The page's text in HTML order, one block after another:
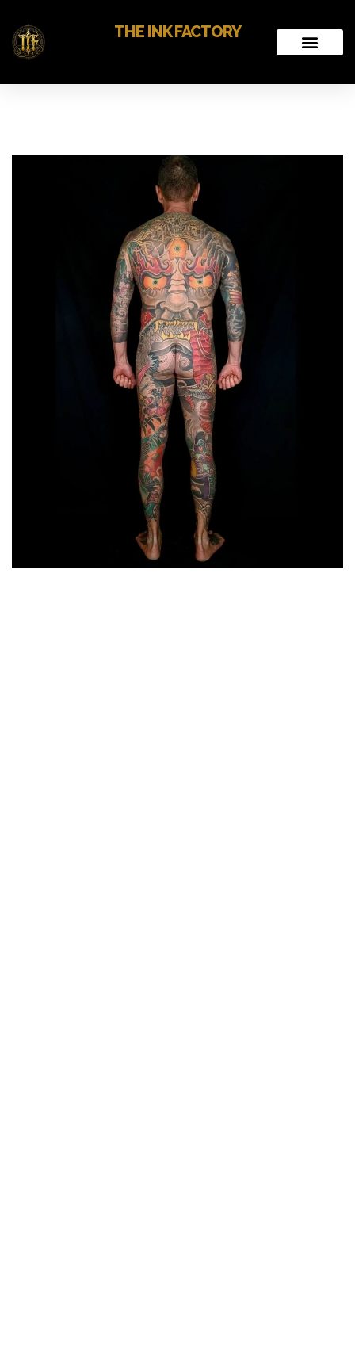
THE INK FACTORY